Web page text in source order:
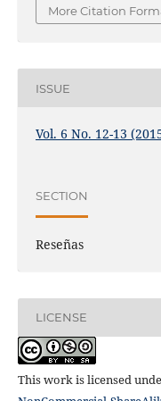
More Citation
ISSUE
Vol. 6 No. 12-13
SECTION
Reseñas
LICENSE
This work is licensed